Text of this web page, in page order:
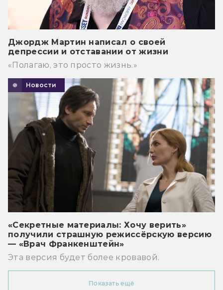
Джордж Мартин написал о своей
депрессии и отставании от жизни
«Полагаю, это просто жизнь.»
Новости
«Секретные материалы: Хочу верить»
получили страшную режиссёрскую версию
— «Врач Франкенштейн»
Эта версия будет более кровавой.
Показать ещё